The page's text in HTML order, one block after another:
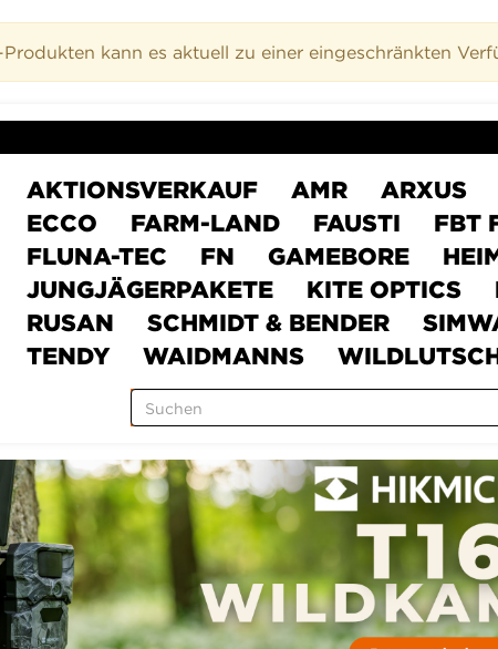
Produkten kann es aktuell zu einer eingeschränkten
AKTIONSVERKAUF AMR ARXUS
ECCO
FARM-LAND FAUSTI FBT
FLUNA-TEC
FN GAMEBORE
JUNGJÄGERPAKETE
KITE OPTICS
RUSAN
SCHMIDT & BENDER
TENDY
WAIDMANNS